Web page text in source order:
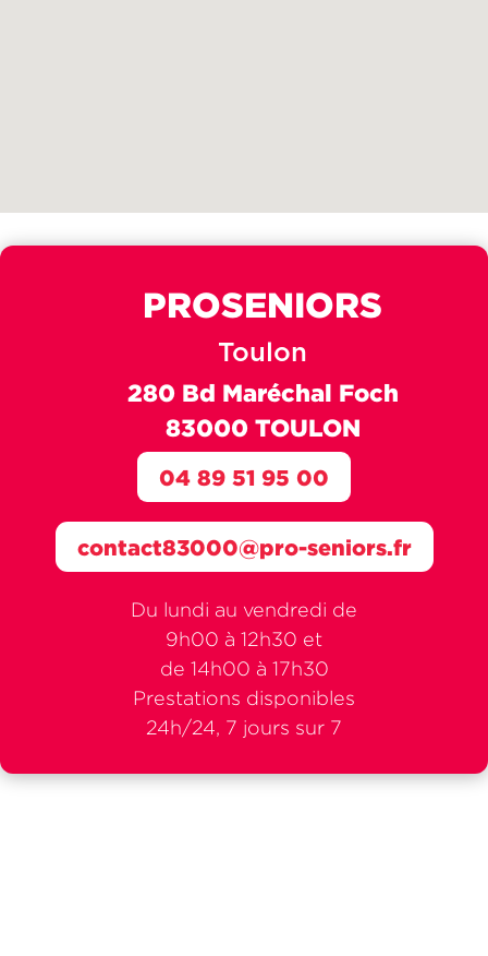
PROSENIORS
Toulon
280 Bd Maréchal Foch
83000 TOULON
Du lundi au vendredi de
9h00 à 12h30 et
de 14h00 à 17h30
Prestations disponibles
24h/24, 7 jours sur 7
contact83000@pro-seniors.fr
04 89 51 95 00